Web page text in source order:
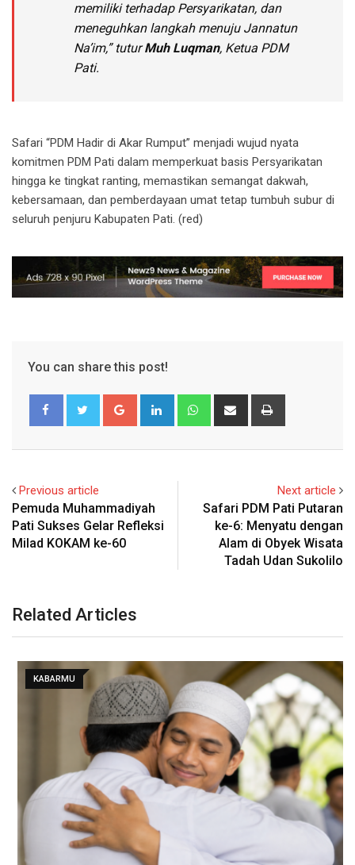
memiliki terhadap Persyarikatan, dan
meneguhkan langkah menuju Jannatun
Na’im,” tuturMuh Luqman, Ketua PDM
Pati.
Safari “PDM Hadir di Akar Rumput” menjadi wujud nyata
komitmen PDM Pati dalam memperkuat basis Persyarikatan
hingga ke tingkat ranting, memastikan semangat dakwah,
kebersamaan, dan pemberdayaan umat tetap tumbuh subur di
seluruh penjuru Kabupaten Pati. (red)
You can share this post!
Google+ LinkedIn WhatsappShare
Previous article
Pemuda Muhammadiyah
Pati Sukses Gelar Refleksi
Milad KOKAM ke-60
Next article
Safari PDM Pati Putaran
ke-6: Menyatu dengan
Alam di Obyek Wisata
Tadah Udan Sukolilo
Related Articles
KABARMU